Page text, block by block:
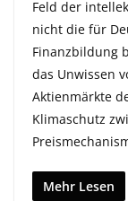
Feld der
nicht die für
Finanzbildung
das Unwissen
Aktienmärkte
Klimaschutz
Mehr Lesen